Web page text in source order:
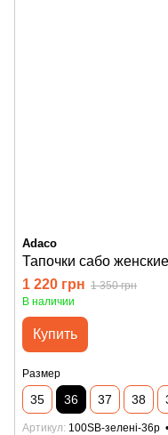
Adaco
Тапочки сабо
1 220 грн 1 350 грн
В наличии
Купить
Размер
35 36 37 38
Артикул 100SB-зелені-36р